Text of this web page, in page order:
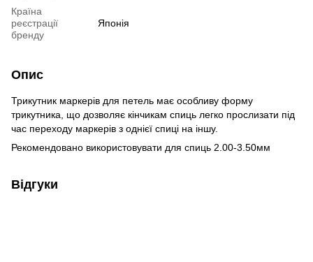
Країна
реєстрації
бренду
Японія
Опис
Трикутник маркерів для петель має особливу форму
трикутника, що дозволяє кінчикам спиць легко прослизати під
час переходу маркерів з однієї спиці на іншу.
Рекомендовано використовувати для спиць 2.00-3.50мм
Відгуки